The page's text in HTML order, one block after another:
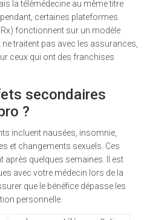
la télémédecine au même titre
certaines plateformes
fonctionnent sur un modèle
traitent pas avec les assurances,
ceux qui ont des franchises
secondaires
?
incluent nausées, insomnie,
et changements sexuels. Ces
quelques semaines. Il est
avec votre médecin lors de la
que le bénéfice dépasse les
personnelle.